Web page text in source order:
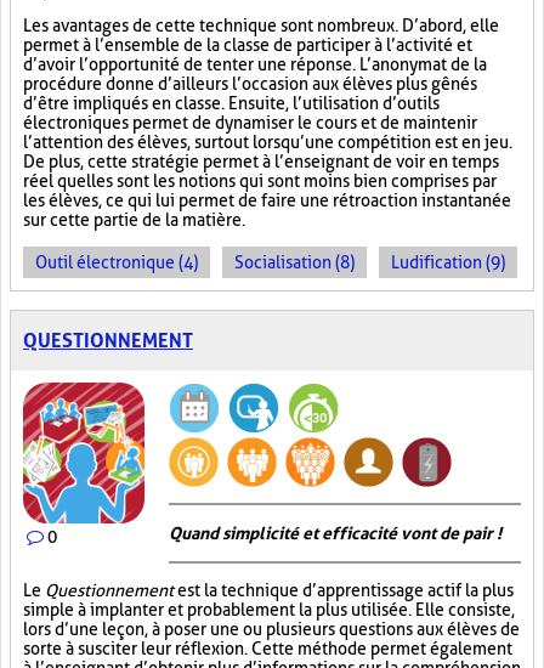
Les avantages de cette technique sont nombreux. D’abord, elle
permet à l’ensemble de la classe de participer à l’activité et
d’avoir l’opportunité de tenter une réponse. L’anonymat de la
procédure donne d’ailleurs l’occasion aux élèves plus gênés
d’être impliqués en classe. Ensuite, l’utilisation d’outils
électroniques permet de dynamiser le cours et de maintenir
l’attention des élèves, surtout lorsqu’une compétition est en jeu.
De plus, cette stratégie permet à l’enseignant de voir en temps
réel quelles sont les notions qui sont moins bien comprises par
les élèves, ce qui lui permet de faire une rétroaction instantanée
sur cette partie de la matière.
Outil électronique (4) Socialisation (8) Ludification (9)
QUESTIONNEMENT
0 Quand simplicité et efficacité vont de pair !
Le Questionnementest la technique d’apprentissage actif la plus
simple à implanter et probablement la plus utilisée. Elle consiste,
lors d’une leçon, à poser une ou plusieurs questions aux élèves de
sorte à susciter leur réflexion. Cette méthode permet également